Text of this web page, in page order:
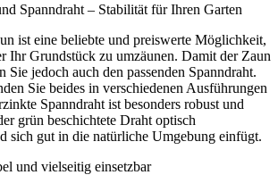
Spanndraht – Stabilität für Ihren Garten
ist eine beliebte und preiswerte Möglichkeit,
Ihr Grundstück zu umzäunen. Damit der Zaun
Sie jedoch auch den passenden Spanndraht.
Sie beides in verschiedenen Ausführungen
Spanndraht ist besonders robust und
grün beschichtete Draht optisch
sich gut in die natürliche Umgebung einfügt.
und vielseitig einsetzbar